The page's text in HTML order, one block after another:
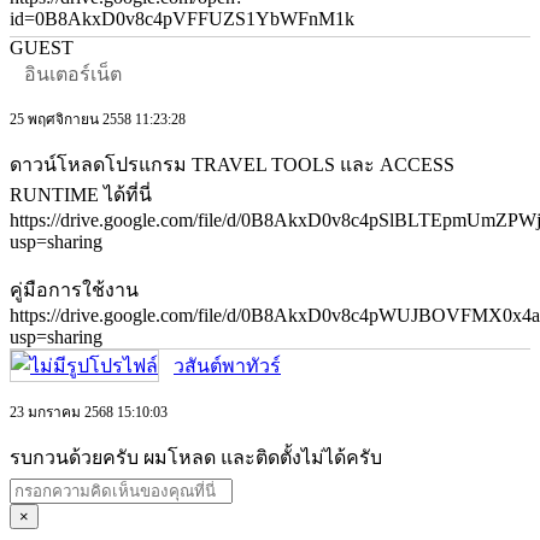
id=0B8AkxD0v8c4pVFFUZS1YbWFnM1k
GUEST
อินเตอร์เน็ต
25 พฤศจิกายน 2558 11:23:28
ดาวน์โหลดโปรแกรม TRAVEL TOOLS และ ACCESS
RUNTIME ได้ที่นี่
https://drive.google.com/file/d/
usp=sharing
คู่มือการใช้งาน
https://drive.google.com/file/d/
usp=sharing
วสันต์พาทัวร์
23 มกราคม 2568 15:10:03
รบกวนด้วยครับ ผมโหลด และติดตั้งไม่ได้ครับ
×